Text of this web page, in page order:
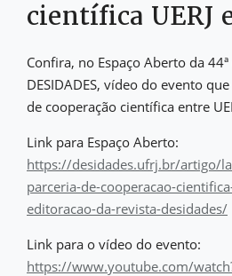
científica UERJ
Confira, no Espaço Aberto da
DESIDADES, vídeo do evento
de cooperação científica entre
Link para Espaço Aberto:
https://desidades.ufrj.br/artigo/
parceria-de-cooperacao-
editoracao-da-revista-desidades/
Link para o vídeo do evento:
https://www.youtube.com/